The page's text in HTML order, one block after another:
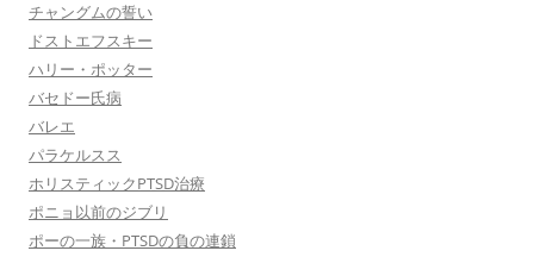
チャングムの誓い
ドストエフスキー
ハリー・ポッター
バセドー氏病
バレエ
パラケルスス
ホリスティックPTSD治療
ポニョ以前のジブリ
ポーの一族・PTSDの負の連鎖